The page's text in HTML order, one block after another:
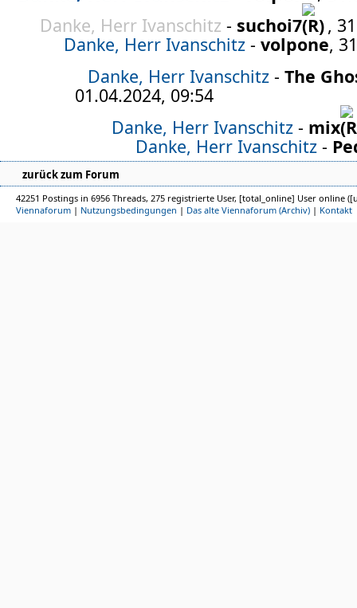
Danke, Herr Ivanschitz - suchoi7
,
Danke, Herr Ivanschitz - volpone,
Danke, Herr Ivanschitz - The
01.04.2024, 09:54
Danke, Herr Ivanschitz - mix
Danke, Herr Ivanschitz -
zurück zum Forum
42251 Postings in 6956 Threads, 275 registrierte User, [total_online] User online
Viennaforum | Nutzungsbedingungen | Das alte Viennaforum (Archiv) | Kontakt